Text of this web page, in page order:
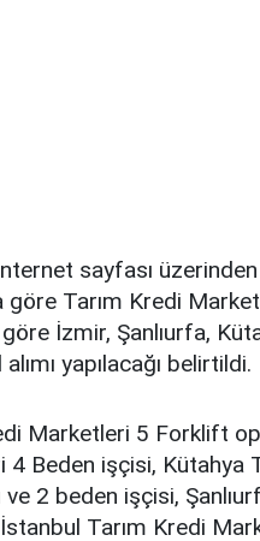
sayfası
göre Tarım Kredi
göre İzmir, Şanlıurfa,
yapılacağı belirtildi.
Marketleri 5 Forklift
4 Beden işçisi, Kütahya
ve 2 beden işçisi,
Tarım Kredi